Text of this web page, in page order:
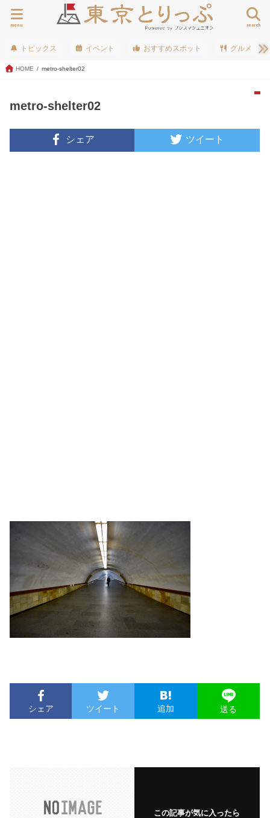
search
menu
トピックス イベント おすすめスポット グルメ
HOME metro-shelter02
metro-shelter02
シェア ツイート
シェア ツイート 追加 送る
この記事が気に入ったら